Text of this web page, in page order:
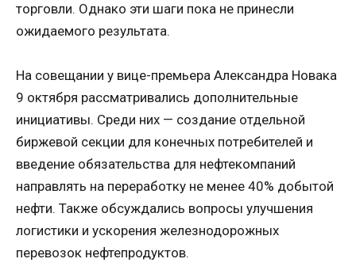
торговли. Однако эти шаги пока не принесли
ожидаемого результата.
На совещании у вице-премьера Александра Новака
9 октября рассматривались дополнительные
инициативы. Среди них — создание отдельной
биржевой секции для конечных потребителей и
введение обязательства для нефтекомпаний
направлять на переработку не менее 40% добытой
нефти. Также обсуждались вопросы улучшения
логистики и ускорения железнодорожных
перевозок нефтепродуктов.